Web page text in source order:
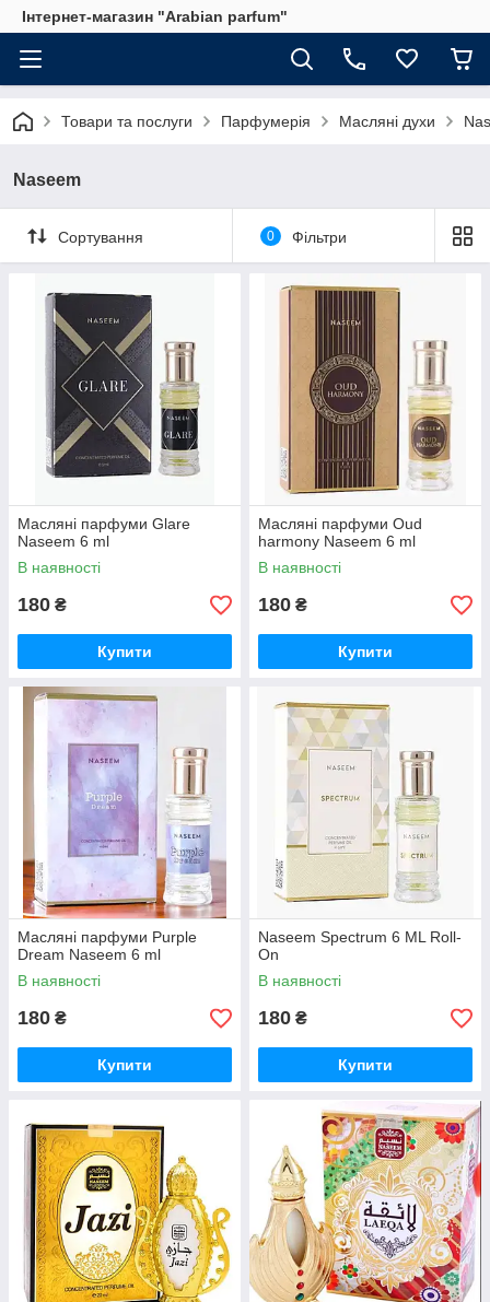
Інтернет-магазин "Arabian parfum"
Товари та послуги Парфумерія Масляні духи
Naseem
Сортування 0 Фільтри
Масляні парфуми Glare
Naseem 6 ml
В наявності
180 ₴
Купити
Масляні парфуми Oud
harmony Naseem 6 ml
В наявності
180 ₴
Купити
Масляні парфуми Purple
Dream Naseem 6 ml
В наявності
180 ₴
Купити
Naseem Spectrum 6 ML Roll-
On
В наявності
180 ₴
Купити